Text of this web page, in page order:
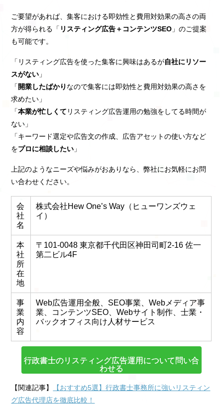
ご要望があれば、集客における即効性と費用対効果の高さの両
方が得られる「 リスティング広告＋コンテンツSEO 」のご提案
も可能です。
「リスティング広告を使った集客に興味はあるが自社にリソー
スがない 」
「 開業したばかり なので集客には即効性と費用対効果の高さを
求めたい」
「本業が忙しくて リスティング広告運用の勉強をしてる時間が
ない」
「キーワード選定や広告文の作成、広告アセットの使い方など
をプロに相談したい 」
上記のようなニーズや悩みがおありなら、弊社にお気軽にお問
い合わせください。
会
社
名
株式会社Hew One’s Way（ヒューワンズウェ
イ）
本
社
所
在
地
〒101‐0048 東京都千代田区神田司町2-16 佐一
第二ビル4F
事
業
内
容
Web広告運用全般、SEO事業、Webメディア事
業、コンテンツSEO、Webサイト制作、士業・
バックオフィス向け人材サービス
行政書士のリスティング広告運用について問い合
わせる
【関連記事】
【おすすめ5選】行政書士事務所に強いリスティン
グ広告代理店を徹底比較！